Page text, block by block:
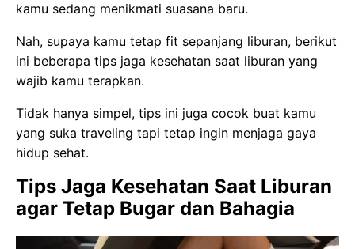
kamu sedang menikmati suasana baru.
Nah, supaya kamu tetap fit sepanjang liburan, berikut
ini beberapa tips jaga kesehatan saat liburan yang
wajib kamu terapkan.
Tidak hanya simpel, tips ini juga cocok buat kamu
yang suka traveling tapi tetap ingin menjaga gaya
hidup sehat.
Tips Jaga Kesehatan Saat Liburan
agar Tetap Bugar dan Bahagia